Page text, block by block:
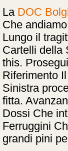
La DOC
Che
Lungo il
Cartelli della
this.
Riferimento
Sinistra
fitta.
Dossi Che
Ferruggini
grandi pini